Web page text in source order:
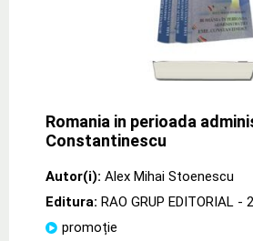
Romania in perioada
Constantinescu
Autor(i): Alex Mihai Stoenescu
Editura: RAO GRUP EDITORIAL -
promoție